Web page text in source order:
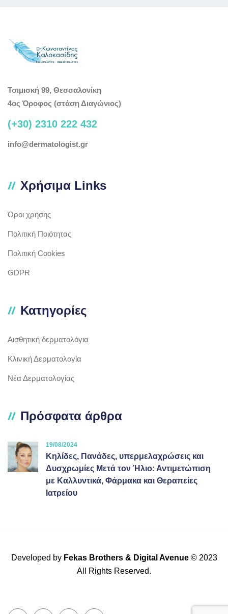
Τσιμισκή 99, Θεσσαλονίκη
4ος Όροφος (στάση Διαγώνιος)
(+30) 2310 222 432
info@dermatologist.gr
Χρήσιμα Links
Όροι χρήσης
Πολιτική Ποιότητας
Πολιτική Cookies
GDPR
Κατηγορίες
Αισθητική δερματολόγια
Κλινική Δερματολογία
Νέα Δερματολογίας
Πρόσφατα άρθρα
19/08/2024
Κηλίδες, Πανάδες, υπερμελαχρώσεις και
Δυσχρωμίες Μετά τον Ήλιο: Αντιμετώπιση
με Καλλυντικά, Φάρμακα και Θεραπείες
Ιατρείου
Developed by Fekas Brothers& Digital Avenue© 2023
All Rights Reserved.